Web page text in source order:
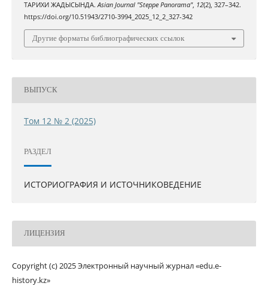
ТАРИХИ ЖАДЫСЫНДА.Asian Journal "Steppe Panorama", 12(2), 327–342.
https://doi.org/10.51943/2710-3994_2025_12_2_327-342
Другие форматы библиографических ссылок
ВЫПУСК
Том 12 № 2 (2025)
РАЗДЕЛ
ИСТОРИОГРАФИЯ И ИСТОЧНИКОВЕДЕНИЕ
ЛИЦЕНЗИЯ
Copyright (c) 2025 Электронный научный журнал «edu.e-
history.kz»